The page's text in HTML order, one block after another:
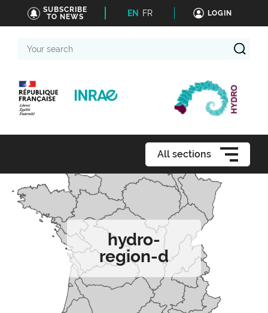
SUBSCRIBE
TO NEWS
EN FR LOGIN
search
All sections
hydro-
region-d